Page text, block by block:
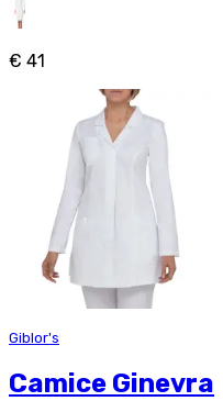
€ 41
Giblor's
Camice Ginevra